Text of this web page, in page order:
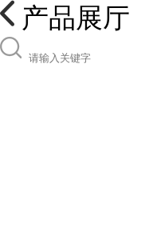
产品展厅